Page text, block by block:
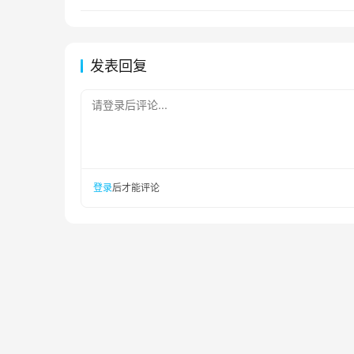
发表回复
请登录后评论...
登录后才能评论